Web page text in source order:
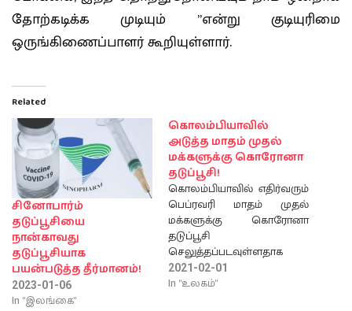
தோற்கடிக்க முடியும் ”என்று குடியுரிமை
ஒருங்கிணைப்பாளர் கூறியுள்ளார்.
Related
சினோபார்ம்
தடுப்பூசியை
நான்காவது
தடுப்பூசியாக
பயன்படுத்த தீர்மானம்!
2023-01-06
In "இலங்கை"
கொலம்பியாவில்
அடுத்த மாதம் முதல்
மக்களுக்கு கொரோனா
தடுப்பூசி!
கொலம்பியாவில் எதிர்வரும்
பெப்ரவரி மாதம் முதல்
மக்களுக்கு கொரோனா
தடுப்பூசி
செலுத்தப்படவுள்ளதாக
அந்நாட்டின் பிரதமர் இவான்
டியூன் தெரிவித்துள்ளார்.
2021-02-01
In "உலகம்"